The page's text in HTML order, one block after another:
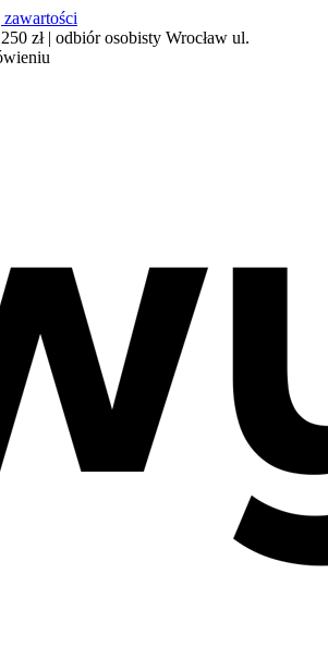
zawartości
zł | odbiór osobisty Wrocław ul.